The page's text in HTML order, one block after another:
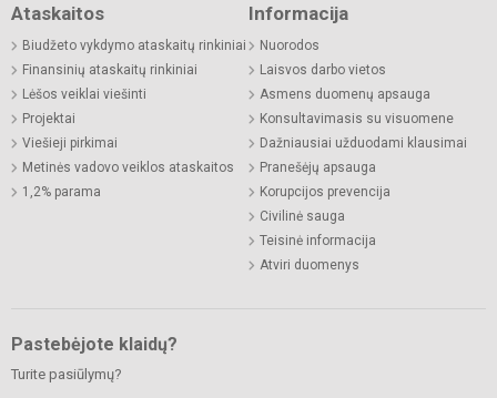
Ataskaitos
Biudžeto vykdymo ataskaitų rinkiniai
Finansinių ataskaitų rinkiniai
Lėšos veiklai viešinti
Projektai
Viešieji pirkimai
Metinės vadovo veiklos ataskaitos
1,2% parama
Informacija
Nuorodos
Laisvos darbo vietos
Asmens duomenų apsauga
Konsultavimasis su visuomene
Dažniausiai užduodami klausimai
Pranešėjų apsauga
Korupcijos prevencija
Civilinė sauga
Teisinė informacija
Atviri duomenys
Pastebėjote klaidų?
Turite pasiūlymų?